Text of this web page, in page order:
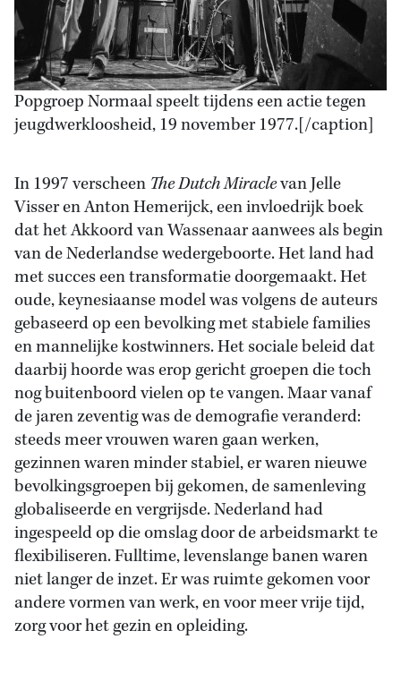
Popgroep Normaal speelt tijdens een actie tegen
jeugdwerkloosheid, 19 november 1977.[/caption]
In 1997 verscheen The Dutch Miraclevan Jelle
Visser en Anton Hemerijck, een invloedrijk boek
dat het Akkoord van Wassenaar aanwees als begin
van de Nederlandse wedergeboorte. Het land had
met succes een transformatie doorgemaakt. Het
oude, keynesiaanse model was volgens de auteurs
gebaseerd op een bevolking met stabiele families
en mannelijke kostwinners. Het sociale beleid dat
daarbij hoorde was erop gericht groepen die toch
nog buitenboord vielen op te vangen. Maar vanaf
de jaren zeventig was de demografie veranderd:
steeds meer vrouwen waren gaan werken,
gezinnen waren minder stabiel, er waren nieuwe
bevolkingsgroepen bij gekomen, de samenleving
globaliseerde en vergrijsde. Nederland had
ingespeeld op die omslag door de arbeidsmarkt te
flexibiliseren. Fulltime, levenslange banen waren
niet langer de inzet. Er was ruimte gekomen voor
andere vormen van werk, en voor meer vrije tijd,
zorg voor het gezin en opleiding.